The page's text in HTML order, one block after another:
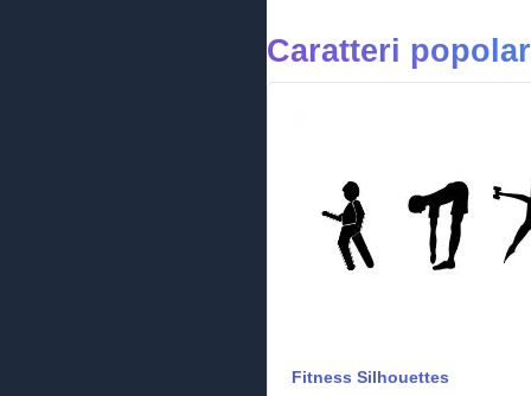
Caratteri
Fitness Silhouettes